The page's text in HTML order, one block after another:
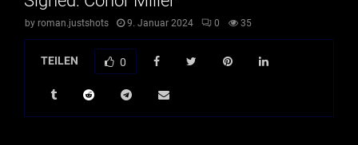
by roman.justshots 9. Januar 2024 0 35
TEILEN 0